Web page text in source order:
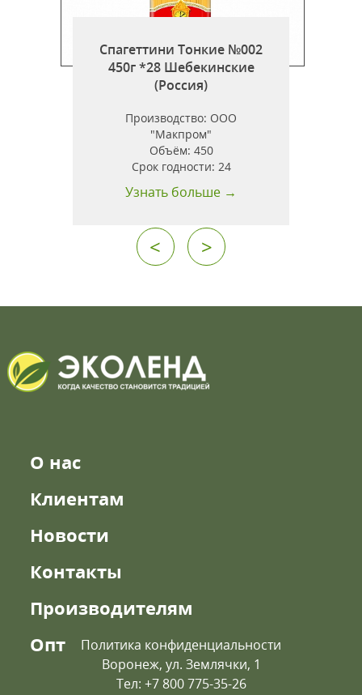
Спагеттини Тонкие №002
450г *28 Шебекинские
(Россия)
Производство: ООО
"Макпром"
Объём: 450
Срок годности: 24
Узнать больше →
< >
О нас
Клиентам
Новости
Контакты
Производителям
Опт
Политика конфиденциальности
Воронеж, ул. Землячки, 1
Тел: +7 800 775-35-26